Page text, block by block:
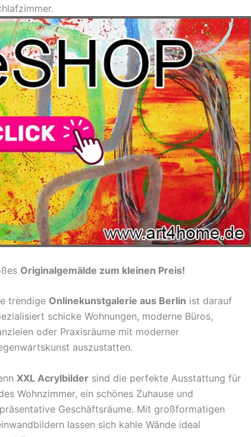
Originalgemälde zum kleinen Preis!
trendige Onlinekunstgalerie aus Berlin ist darauf
schicke Wohnungen, moderne Büros,
oder Praxisräume mit moderner
auszustatten.
XXL Acrylbilder sind die perfekte Ausstattung für
Wohnzimmer, ein schönes Zuhause und
Geschäftsräume. Mit großformatigen
lassen sich kahle Wände ideal